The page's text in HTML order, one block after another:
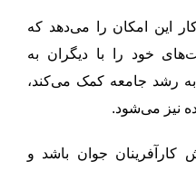
این امکان را می‌دهد که
خود را با دیگران به
به رشد جامعه کمک می‌کند،
نیز می‌شود.
کارآفرینان جوان باشد و